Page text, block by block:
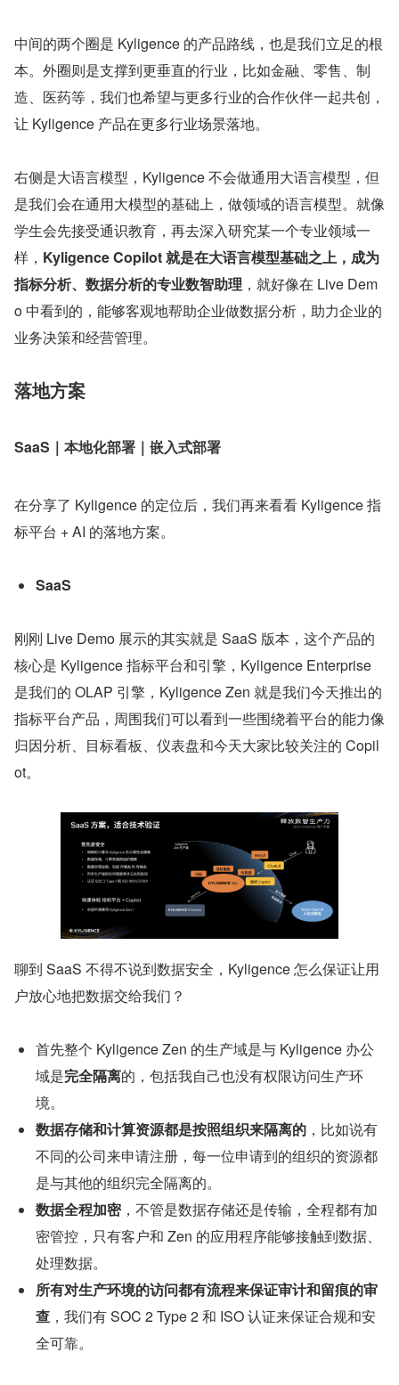
中间的两个圈是 Kyligence 的产品路线，也是我们立足的根
本。外圈则是支撑到更垂直的行业，比如金融、零售、制
造、医药等，我们也希望与更多行业的合作伙伴一起共创，
让 Kyligence 产品在更多行业场景落地。
右侧是大语言模型，Kyligence 不会做通用大语言模型，但
是我们会在通用大模型的基础上，做领域的语言模型。就像
学生会先接受通识教育，再去深入研究某一个专业领域一
样， Kyligence Copilot 就是在大语言模型基础之上，成为
指标分析、数据分析的专业数智助理 ，就好像在 Live Dem
o 中看到的，能够客观地帮助企业做数据分析，助力企业的
业务决策和经营管理。
落地方案
SaaS｜本地化部署｜嵌入式部署
在分享了 Kyligence 的定位后，我们再来看看 Kyligence 指
标平台 + AI 的落地方案。
SaaS
刚刚 Live Demo 展示的其实就是 SaaS 版本，这个产品的
核心是 Kyligence 指标平台和引擎，Kyligence Enterprise
是我们的 OLAP 引擎，Kyligence Zen 就是我们今天推出的
指标平台产品，周围我们可以看到一些围绕着平台的能力像
归因分析、目标看板、仪表盘和今天大家比较关注的 Copil
ot。
聊到 SaaS 不得不说到数据安全，Kyligence 怎么保证让用
户放心地把数据交给我们？
首先整个 Kyligence Zen 的生产域是与 Kyligence 办公
域是完全隔离的，包括我自己也没有权限访问生产环
境。
数据存储和计算资源都是按照组织来隔离的 ，比如说有
不同的公司来申请注册，每一位申请到的组织的资源都
是与其他的组织完全隔离的。
数据全程加密，不管是数据存储还是传输，全程都有加
密管控，只有客户和 Zen 的应用程序能够接触到数据、
处理数据。
所有对生产环境的访问都有流程来保证审计和留痕的审
查 ，我们有 SOC 2 Type 2 和 ISO 认证来保证合规和安
全可靠。